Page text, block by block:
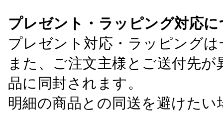
プレゼント・ラッピング対応
プレゼント対応・ラッピング
また、ご注文主様とご送付先
品に同封されます。
明細の商品との同送を避けた